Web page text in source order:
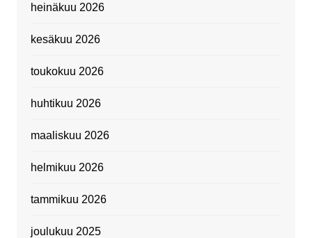
heinäkuu 2026
kesäkuu 2026
toukokuu 2026
huhtikuu 2026
maaliskuu 2026
helmikuu 2026
tammikuu 2026
joulukuu 2025